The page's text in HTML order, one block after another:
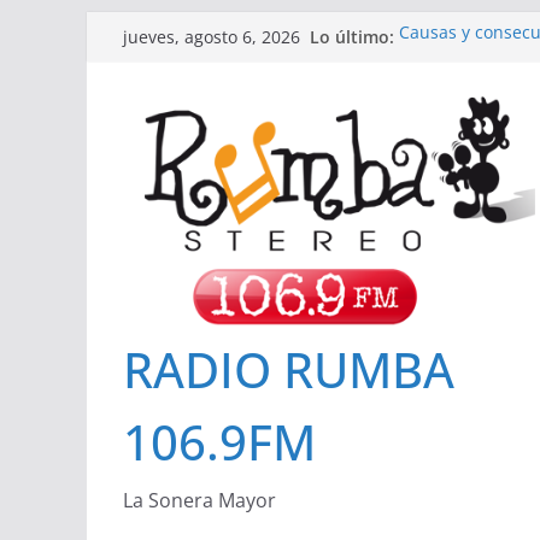
Saltarjueves, agosto 6, 2026 Lo último: Causas y
Invitación a
Importancia de la
Cuidado de la
Cómo influyen
RADIO RUMBA
106.9FM
La Sonera Mayor